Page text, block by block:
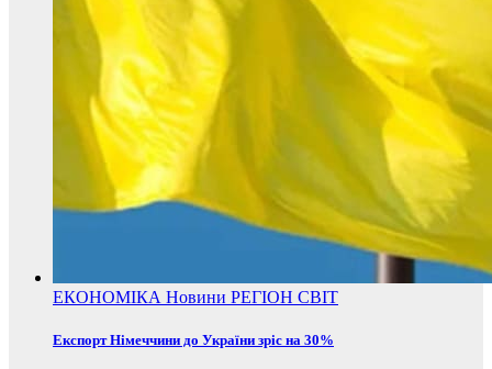
ЕКОНОМІКА Новини РЕГІОН СВІТ
Експорт Німеччини до України зріс на 30%